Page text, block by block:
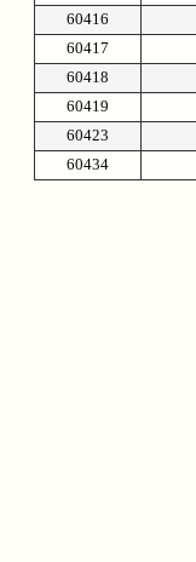
60416
60417
60418
60419
60423
60434